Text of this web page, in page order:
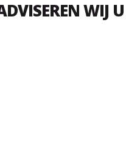
WIJ U